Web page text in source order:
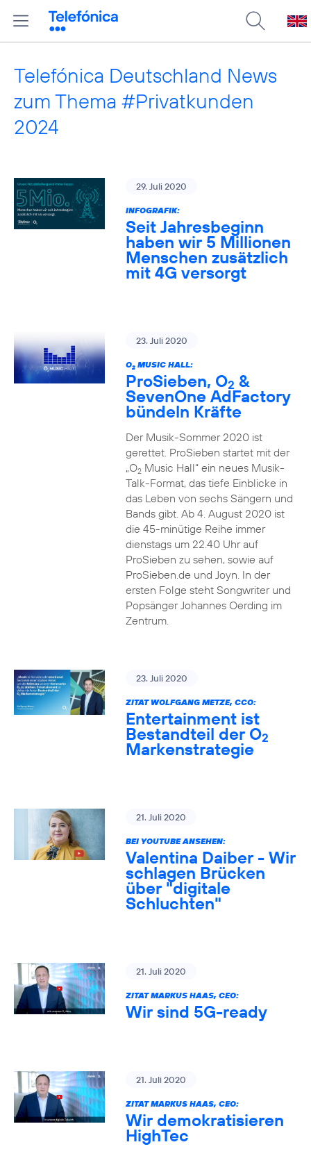
Telefónica Deutschland News
zum Thema #Privatkunden
2024
29. Juli 2020
INFOGRAFIK:
Seit Jahresbeginn
haben wir 5 Millionen
Menschen zusätzlich
mit 4G versorgt
23. Juli 2020
O2MUSIC HALL:
ProSieben, O2 &
SevenOne AdFactory
bündeln Kräfte
Der Musik-Sommer 2020 ist
gerettet. ProSieben startet mit der
„O2Music Hall“ ein neues Musik-
Talk-Format, das tiefe Einblicke in
das Leben von sechs Sängern und
Bands gibt. Ab 4. August 2020 ist
die 45-minütige Reihe immer
dienstags um 22.40 Uhr auf
ProSieben zu sehen, sowie auf
ProSieben.de und Joyn. In der
ersten Folge steht Songwriter und
Popsänger Johannes Oerding im
Zentrum.
23. Juli 2020
ZITAT WOLFGANG METZE, CCO:
Entertainment ist
Bestandteil der O2
Markenstrategie
21. Juli 2020
BEI YOUTUBE ANSEHEN:
Valentina Daiber - Wir
schlagen Brücken
über "digitale
Schluchten"
21. Juli 2020
ZITAT MARKUS HAAS, CEO:
Wir sind 5G-ready
21. Juli 2020
ZITAT MARKUS HAAS, CEO:
Wir demokratisieren
HighTec